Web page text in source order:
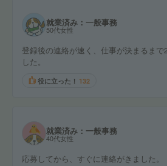
就業済み：一般事務
50代女性
登録後の連絡が速く、仕事が決まるま
した。
役に立った！ 132
就業済み：一般事務
40代女性
応募してから、すぐに連絡がきました。